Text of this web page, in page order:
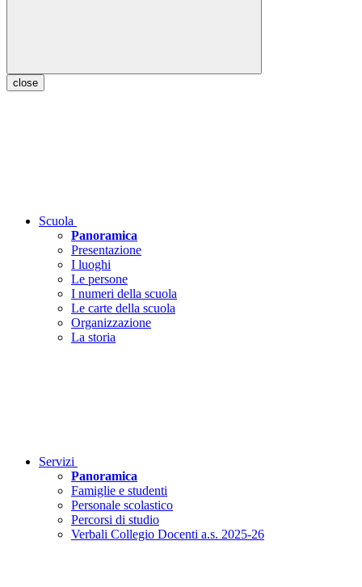
close
Scuola
Panoramica
Presentazione
I luoghi
Le persone
I numeri della scuola
Le carte della scuola
Organizzazione
La storia
Servizi
Panoramica
Famiglie e studenti
Personale scolastico
Percorsi di studio
Verbali Collegio Docenti a.s. 2025-26